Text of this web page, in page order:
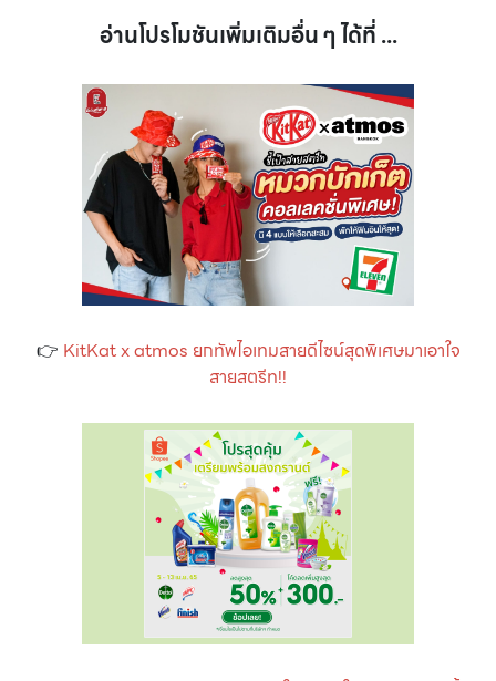
อ่านโปรโมชันเพิ่มเติมอื่น ๆ ได้ที่ ...
👉 KitKat x atmos ยกทัพไอเทมสายดีไซน์สุดพิเศษมาเอาใจ
สายสตรีท!!